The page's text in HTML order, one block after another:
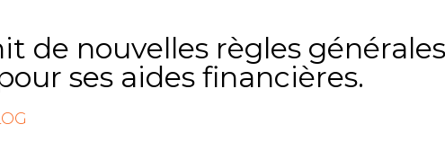
de nouvelles règles
ses aides financières.